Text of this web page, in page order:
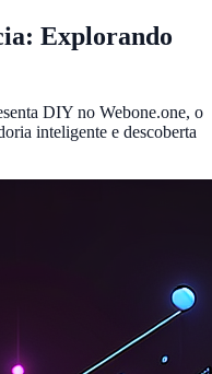
Explorando
DIY no Webone.one, o
inteligente e descoberta